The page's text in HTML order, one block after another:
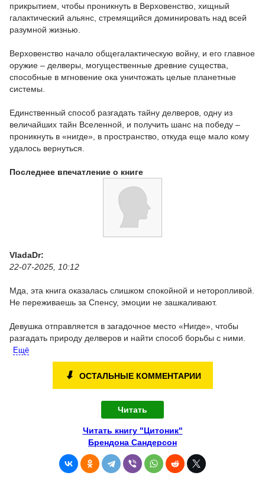
прикрытием, чтобы проникнуть в Верховенство, хищный
галактический альянс, стремящийся доминировать над всей
разумной жизнью.
Верховенство начало общегалактическую войну, и его главное
оружие – делверы, могущественные древние существа,
способные в мгновение ока уничтожать целые планетные
системы.
Единственный способ разгадать тайну делверов, одну из
величайших тайн Вселенной, и получить шанс на победу –
проникнуть в «нигде», в пространство, откуда еще мало кому
удалось вернуться.
Последнее впечатление о книге
VladaDr:
22-07-2025, 10:12
Мда, эта книга оказалась слишком спокойной и неторопливой.
Не переживаешь за Спенсу, эмоции не зашкаливают.
Девушка отправляется в загадочное место «Нигде», чтобы
разгадать природу делверов и найти способ борьбы с ними.
Ещё
⬇ ОСТАЛЬНЫЕ КОММЕНТАРИИ
Читать
Читать книгу "Цитоник"
Брендона Сандерсон